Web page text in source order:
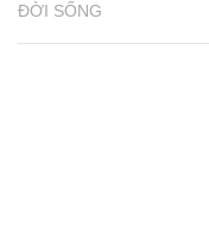
ĐỜI SỐNG